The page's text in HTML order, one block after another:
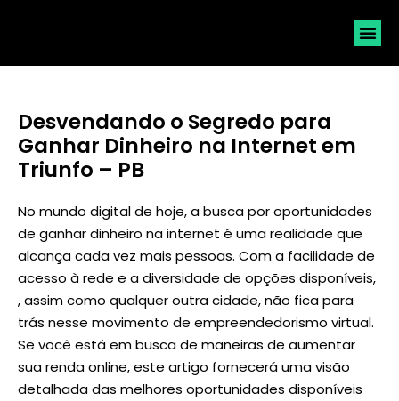
Desvendando o Segredo para
Ganhar Dinheiro na Internet em
Triunfo – PB
No mundo digital de hoje, a busca por oportunidades
de ganhar dinheiro na internet é uma realidade que
alcança cada vez mais pessoas. Com a facilidade de
acesso à rede e a diversidade de opções disponíveis,
, assim como qualquer outra cidade, não fica para
trás nesse movimento de empreendedorismo virtual.
Se você está em busca de maneiras de aumentar
sua renda online, este artigo fornecerá uma visão
detalhada das melhores oportunidades disponíveis